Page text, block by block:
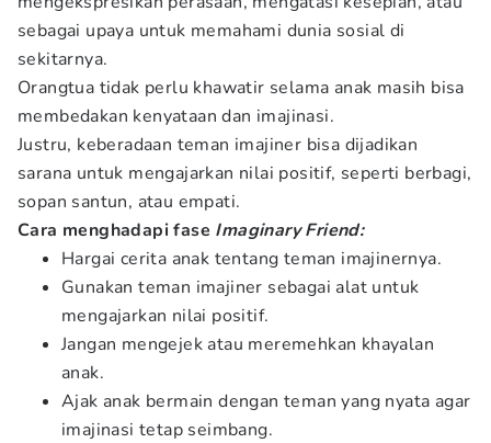
sebagai upaya untuk memahami dunia sosial di
sekitarnya.
Orangtua tidak perlu khawatir selama anak masih bisa
membedakan kenyataan dan imajinasi.
Justru, keberadaan teman imajiner bisa dijadikan
sarana untuk mengajarkan nilai positif, seperti berbagi,
sopan santun, atau empati.
Cara menghadapi fase Imaginary Friend:
Hargai cerita anak tentang teman imajinernya.
Gunakan teman imajiner sebagai alat untuk
mengajarkan nilai positif.
Jangan mengejek atau meremehkan khayalan
anak.
Ajak anak bermain dengan teman yang nyata agar
imajinasi tetap seimbang.